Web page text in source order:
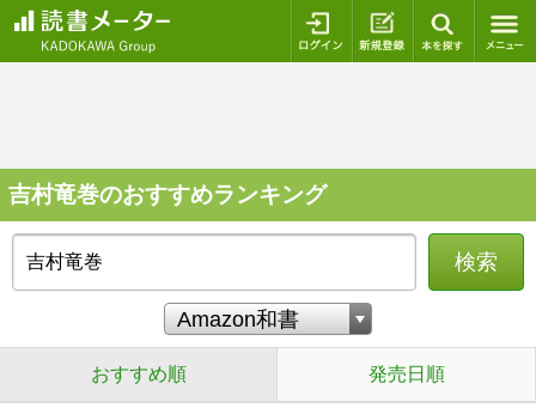
ログイン 新規登録
吉村竜巻のおすすめランキング
検索
おすすめ順 発売日順